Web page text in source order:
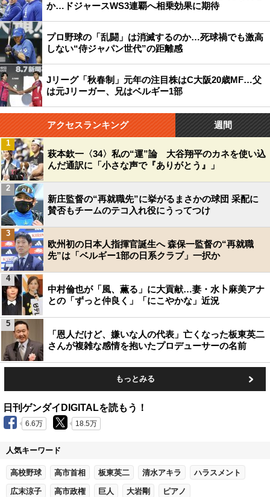
か…ドジャースWS3連覇へ相乗効果に期待
プロ野球の「乱闘」は消滅するのか…死球禍でも激高
しない“侍ジャパン世代”の距離感
Jリーグ「秋春制」元年の注目株はC大阪20歳MF…父
は元Jリーガー、兄はベルギー1部
アクセスランキング 週間
萩本欽一〈34〉私の“運”論 大谷翔平のカネを使い込
んだ通訳に「小さな声で『ありがとう』」
1
新庄監督の“再就職先”に挙がるまさかの球団 采配に
賛否もチームのテコ入れ役にうってつけ
2
欧州初の日本人指揮官誕生へ 森保一監督の“再就職
先”は「ベルギー1部の日系クラブ」一択か
3
中村倫也が「風、薫る」に大貢献…妻・水卜麻美アナ
との「ずっと仲良く」「にこやかな」近況
4
「恩人だけど、嫌いな人の代表」亡くなった板東英二
さんが複雑な感情を抱いたプロデューサーの名前
5
もっとみる
日刊ゲンダイDIGITALを読もう！
6.6万 18.5万
人気キーワード
高校野球 高市首相 板東英二 清水アキラ ハラスメント
広末涼子 高市政権 巨人 大岩剛 ピアノ